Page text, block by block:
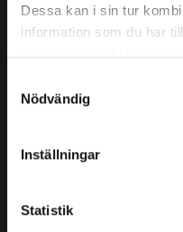
Dessa kan i sin tur
information som du har
samlat in när du har
Nödvändig
Inställningar
Statistik